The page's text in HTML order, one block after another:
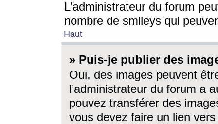
L’administrateur du forum
nombre de smileys qui
Haut
» Puis-je publier des
Oui, des images peuvent
l’administrateur du forum a
pouvez transférer des
vous devez faire un lien